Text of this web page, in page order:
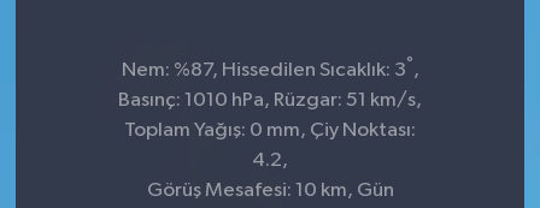
Nem: %87, Hissedilen Sıcaklık: 3° ,
Basınç: 1010 hPa, Rüzgar: 51 km/s,
Toplam Yağış: 0 mm, Çiy Noktası:
4.2,
Görüş Mesafesi: 10 km, Gün